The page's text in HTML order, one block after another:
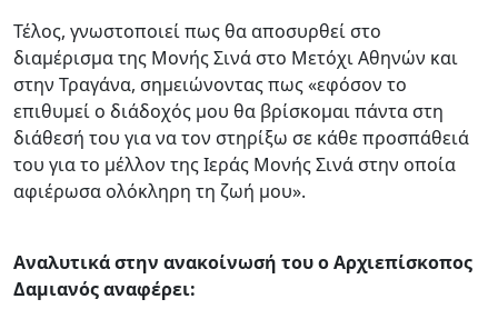
Τέλος, γνωστοποιεί πως θα αποσυρθεί στο
διαμέρισμα της Μονής Σινά στο Μετόχι Αθηνών και
στην Τραγάνα, σημειώνοντας πως «εφόσον το
επιθυμεί ο διάδοχός μου θα βρίσκομαι πάντα στη
διάθεσή του για να τον στηρίξω σε κάθε προσπάθειά
του για το μέλλον της Ιεράς Μονής Σινά στην οποία
αφιέρωσα ολόκληρη τη ζωή μου».
Αναλυτικά στην ανακοίνωσή του ο Αρχιεπίσκοπος
Δαμιανός αναφέρει: